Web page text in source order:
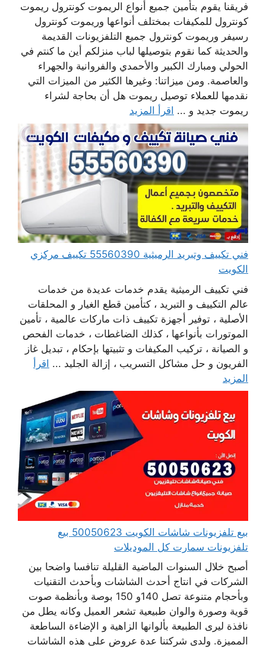
فريقنا يقوم بتأمين جميع أنواع الريموت كونترول ريموت
كونترول للمكيفات بمختلف أنواعها وريموت كونترول
رسيفر وريموت كونترول جميع التلفزيونات القديمة
والحديثة كما نقوم بتوصيلها لباب منزلكم أين ما كنتم في
الحولي ومبارك الكبير والأحمدي والفروانية والجهراء
والعاصمة. ومن ميزاتنا: وغيرها الكثير من الميزات التي
نقدمها للعملاء توصيل ريموت هل أن بحاجة لشراء
ريموت جديد و ... اقرأ المزيد
فني تكييف وتبريد الرميثية 55560390 تكييف مركزي
الكويت
فني تكييف الرميثية يقدم خدمات عديدة من خدمات
عالم التكييف و التبريد ، كتأمين قطع الغيار و المحلقات
الأصلية ، توفير أجهزة تكييف ذات ماركات عالمية ، تأمين
الموتورات بأنواعها ، كذلك الضاغطات ، خدمات الفحص
و الصيانة ، تركيب المكيفات و تثبيتها بإحكام ، تبديل غاز
الفريون و حل مشاكل التسريب ، إزالة الجليد ... اقرأ
المزيد
بيع تلفزيونات شاشات الكويت 50050623 بيع
تلفزيونات سمارت كل الموديلات
أصبح خلال السنوات الماضية القليلة تنافسا واضحا بين
الشركات في انتاج أحدث الشاشات وبأحدث التقنيات
وبأحجام متنوعة تصل 140و 150 بوصة وبأنظمة صوت
قوية وصورة والوان طبيعية تشعر العميل وكانه يطل من
نافذة ليرى الطبيعة بألوانها الزاهية و الإضاءة الساطعة
المميزة. ولدى شركتنا عدة عروض على هذه الشاشات